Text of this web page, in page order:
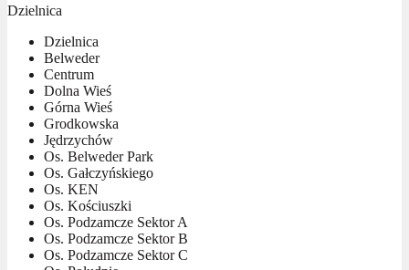
Dzielnica
Dzielnica
Belweder
Centrum
Dolna Wieś
Górna Wieś
Grodkowska
Jędrzychów
Os. Belweder Park
Os. Gałczyńskiego
Os. KEN
Os. Kościuszki
Os. Podzamcze Sektor A
Os. Podzamcze Sektor B
Os. Podzamcze Sektor C